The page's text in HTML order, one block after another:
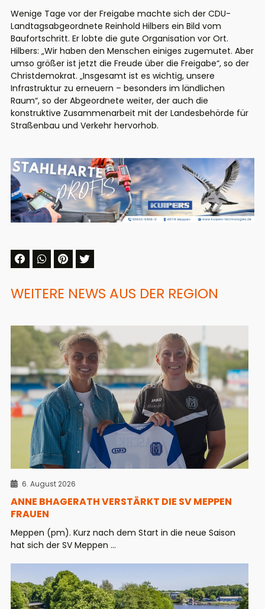
Wenige Tage vor der Freigabe machte sich der CDU-
Landtagsabgeordnete Reinhold Hilbers ein Bild vom
Baufortschritt. Er lobte die gute Organisation vor Ort.
Hilbers: „Wir haben den Menschen einiges zugemutet. Aber
umso größer ist jetzt die Freude über die Freigabe“, so der
Christdemokrat. „Insgesamt ist es wichtig, unsere
Infrastruktur zu erneuern – besonders im ländlichen
Raum“, so der Abgeordnete weiter, der auch die
konstruktive Zusammenarbeit mit der Landesbehörde für
Straßenbau und Verkehr hervorhob.
WEITERE NEWS AUS DER REGION
6. August 2026
ANNE BHAGERATH VERSTÄRKT DIE SV MEPPEN
FRAUEN
Meppen (pm). Kurz nach dem Start in die neue Saison
hat sich der SV Meppen ...